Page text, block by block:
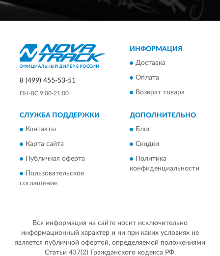
8 (499) 455-53-51
ПН-ВС 9:00-21:00
ИНФОРМАЦИЯ
Доставка
Оплата
Возврат товара
СЛУЖБА ПОДДЕРЖКИ
Контакты
Карта сайта
Публичная оферта
Пользовательское
соглашение
ДОПОЛНИТЕЛЬНО
Блог
Скидки
Политика
конфиденциальности
Вся информация на сайте носит исключительно
информационный характер и ни при каких условиях не
является публичной офертой, определяемой положениями
Статьи 437(2) Гражданского кодекса РФ.